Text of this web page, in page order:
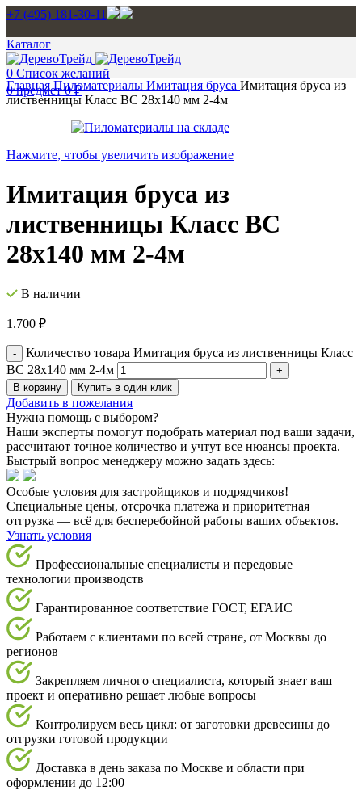
+7 (495) 181-30-11
Каталог
0 Список желаний
0предмет 0₽
ГлавнаяПиломатериалы Имитация бруса Имитация бруса из
лиственницы Класс BC 28х140 мм 2-4м
Нажмите, чтобы увеличить изображение
Имитация бруса из
лиственницы Класс BC
28х140 мм 2-4м
В наличии
1.700 ₽
Количество товара Имитация бруса из лиственницы Класс
BC 28х140 мм 2-4м
В корзину Купить в один клик
Добавить в пожелания
Нужна помощь с выбором?
Наши эксперты помогут подобрать материал под ваши задачи,
рассчитают точное количество и учтут все нюансы проекта.
Быстрый вопрос менеджеру можно задать здесь:
Особые условия для застройщиков и подрядчиков!
Специальные цены, отсрочка платежа и приоритетная
отгрузка — всё для бесперебойной работы ваших объектов.
Узнать условия
Профессиональные специалисты и передовые
технологии производств
Гарантированное соответствие ГОСТ, ЕГАИС
Работаем с клиентами по всей стране, от Москвы до
регионов
Закрепляем личного специалиста, который знает ваш
проект и оперативно решает любые вопросы
Контролируем весь цикл: от заготовки древесины до
отгрузки готовой продукции
Доставка в день заказа по Москве и области при
оформлении до 12:00